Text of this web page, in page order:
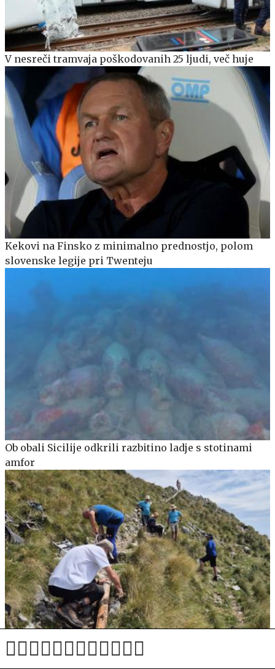
V nesreči tramvaja poškodovanih 25 ljudi, več huje
Kekovi na Finsko z minimalno prednostjo, polom
slovenske legije pri Twenteju
Ob obali Sicilije odkrili razbitino ladje s stotinami
amfor